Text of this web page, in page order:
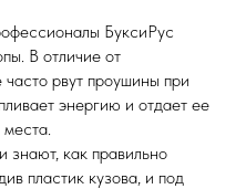
БуксиРус
В отличие от
рвут проушины при
энергию и отдает ее
знают, как правильно
пластик кузова, и под